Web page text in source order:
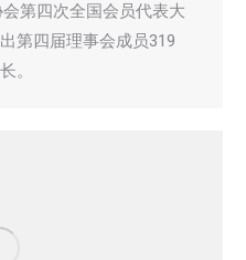
第四次全国会员代表大
第四届理事会成员319
。